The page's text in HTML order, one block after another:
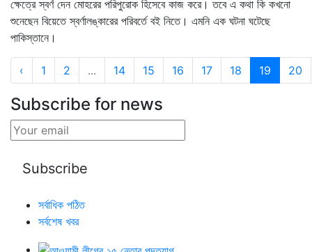
ক্ষেত্রে স্বর্ণ দেন মোহরের পরিপুরোক হিসেবে কাজ করে। তবে এ কথা কি কখনো
শুনেছেন বিয়েতে স্বর্ণালঙ্কারের পরিবর্তে বই নিতে। এমনি এক ঘটনা ঘটেছে
পাকিস্তানে।
‹ 1 2 ... 14 15 16 17 18 19 20
Subscribe for news
সর্বাধিক পঠিত
সর্বশেষ খবর